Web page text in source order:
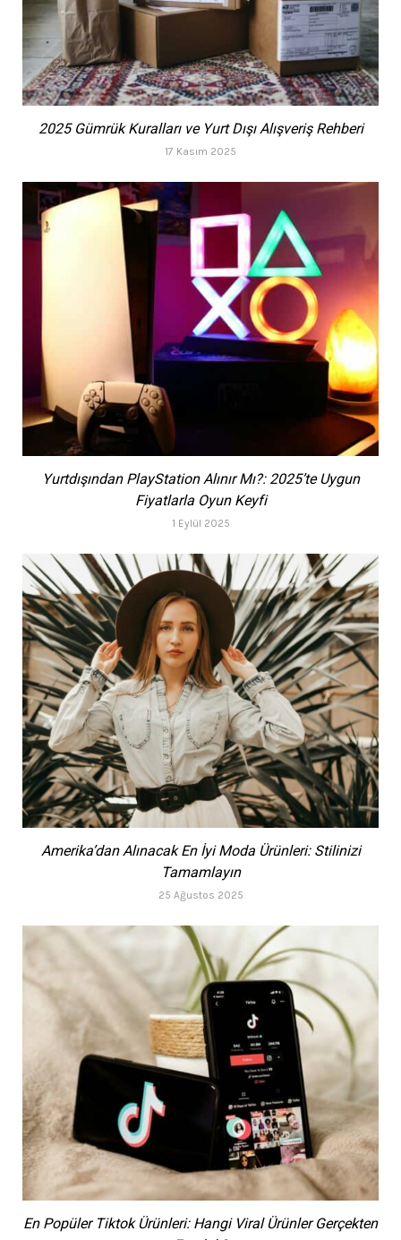
2025 Gümrük Kuralları ve Yurt Dışı Alışveriş Rehberi
17 Kasım 2025
Yurtdışından PlayStation Alınır Mı?: 2025’te Uygun
Fiyatlarla Oyun Keyfi
1 Eylül 2025
Amerika’dan Alınacak En İyi Moda Ürünleri: Stilinizi
Tamamlayın
25 Ağustos 2025
En Popüler Tiktok Ürünleri: Hangi Viral Ürünler Gerçekten